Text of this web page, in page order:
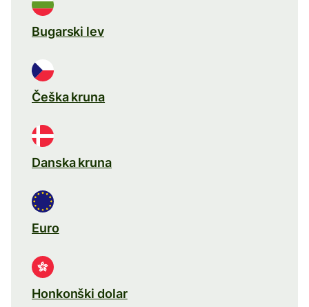
Bugarski lev
Češka kruna
Danska kruna
Euro
Honkonški dolar